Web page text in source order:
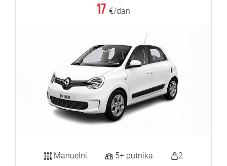
17 €/dan
Manuelni 5+ putnika 2